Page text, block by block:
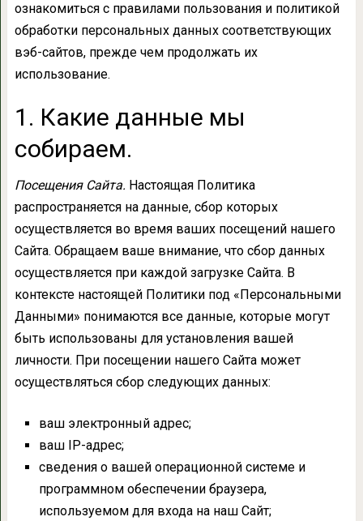
ознакомиться с правилами пользования и политикой
обработки персональных данных соответствующих
вэб-сайтов, прежде чем продолжать их
использование.
1. Какие данные мы
собираем.
Посещения Сайта. Настоящая Политика
распространяется на данные, сбор которых
осуществляется во время ваших посещений нашего
Сайта. Обращаем ваше внимание, что сбор данных
осуществляется при каждой загрузке Сайта. В
контексте настоящей Политики под «Персональными
Данными» понимаются все данные, которые могут
быть использованы для установления вашей
личности. При посещении нашего Сайта может
осуществляться сбор следующих данных:
ваш электронный адрес;
ваш IP-адрес;
сведения о вашей операционной системе и
программном обеспечении браузера,
используемом для входа на наш Сайт;